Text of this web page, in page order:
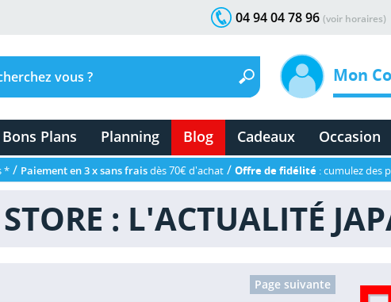
04 94 04 78 96 (voir horaires)
Mon
Bons Plans Planning Blog Cadeaux Occasion
* / Paiement en 3 x sans fraisdès 70€ d'achat / Offre de fidélité : cumulez des
: L'ACTUALITÉ
Page suivante